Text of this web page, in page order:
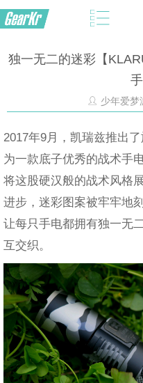
独一无二的迷彩【
少年爱梦
2017年9月，凯瑞兹推出
为一款底子优秀的战术手
将这股硬汉般的战术风格
进步，迷彩图案被牢牢地
让每只手电都拥有独一无
互交织。